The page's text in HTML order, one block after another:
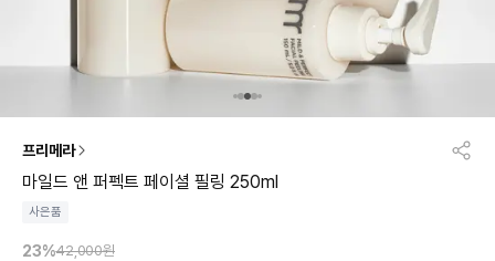
프리메라
마일드 앤 퍼펙트 페이셜 필링 250ml
사은품
23%42,000원